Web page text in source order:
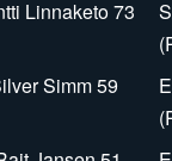
Linnaketo 73
Simm 59